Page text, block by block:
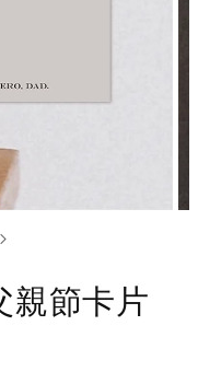
親節卡片